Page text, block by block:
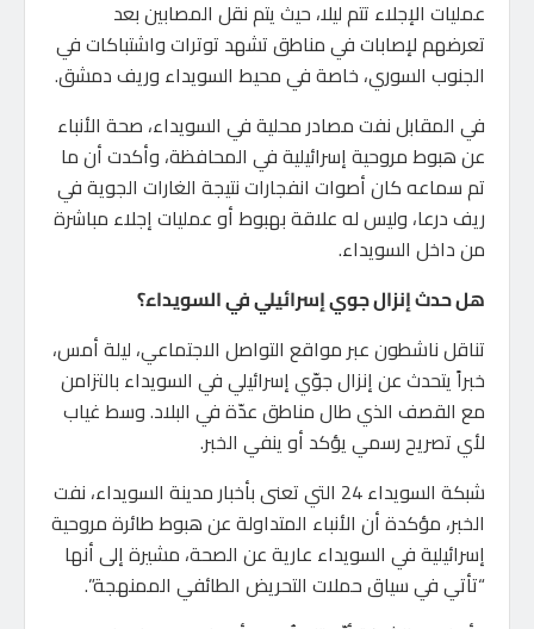
عمليات الإجلاء تتم ليلا، حيث يتم نقل المصابين بعد
تعرضهم لإصابات في مناطق تشهد توترات واشتباكات في
الجنوب السوري، خاصة في محيط السويداء وريف دمشق.
في المقابل نفت مصادر محلية في السويداء، صحة الأنباء
عن هبوط مروحية إسرائيلية في المحافظة، وأكدت أن ما
تم سماعه كان أصوات انفجارات نتيجة الغارات الجوية في
ريف درعا، وليس له علاقة بهبوط أو عمليات إجلاء مباشرة
من داخل السويداء.
هل حدث إنزال جوي إسرائيلي في السويداء؟
تناقل ناشطون عبر مواقع التواصل الاجتماعي، ليلة أمس،
خبراً يتحدث عن إنزال جوّي إسرائيلي في السويداء بالتزامن
مع القصف الذي طال مناطق عدّة في البلاد. وسط غياب
لأي تصريح رسمي يؤكد أو ينفي الخبر.
شبكة السويداء 24 التي تعنى بأخبار مدينة السويداء، نفت
الخبر، مؤكدة أن الأنباء المتداولة عن هبوط طائرة مروحية
إسرائيلية في السويداء عارية عن الصحة، مشيرة إلى أنها
“تأتي في سياق حملات التحريض الطائفي الممنهجة”.